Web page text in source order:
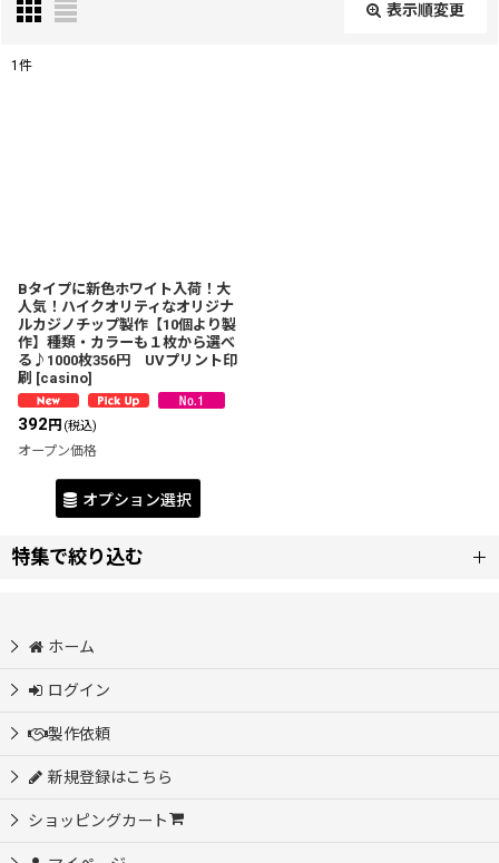
表示順変更
1 件
Bタイプに新色ホワイト入荷！大
人気！ハイクオリティなオリジナ
ルカジノチップ製作【10個より製
作】種類・カラーも１枚から選べ
る♪1000枚356円 UVプリント印
刷 [casino]
392 円 (税込)
オープン価格
オプション選択
特集で絞り込む
カジノチップ製作
ホーム
ログイン
製作依頼
新規登録はこちら
ショッピングカート